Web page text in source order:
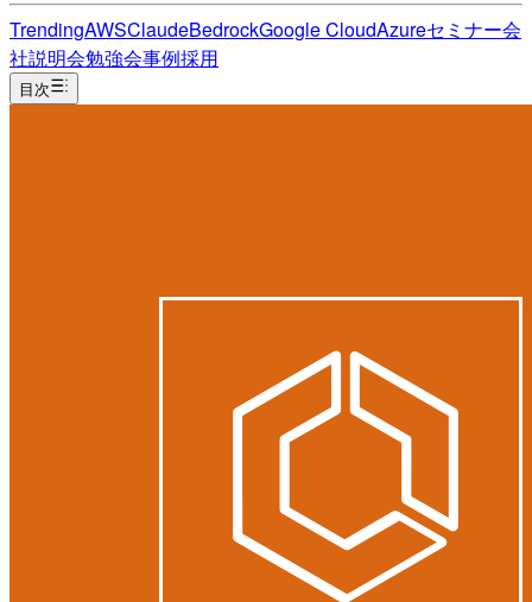
TrendingAWSClaudeBedrockGoogle CloudAzureセミナー会
社説明会勉強会事例採用
目次